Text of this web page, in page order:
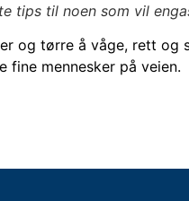
tips til noen som vil
og tørre å våge, rett og
fine mennesker på veien.